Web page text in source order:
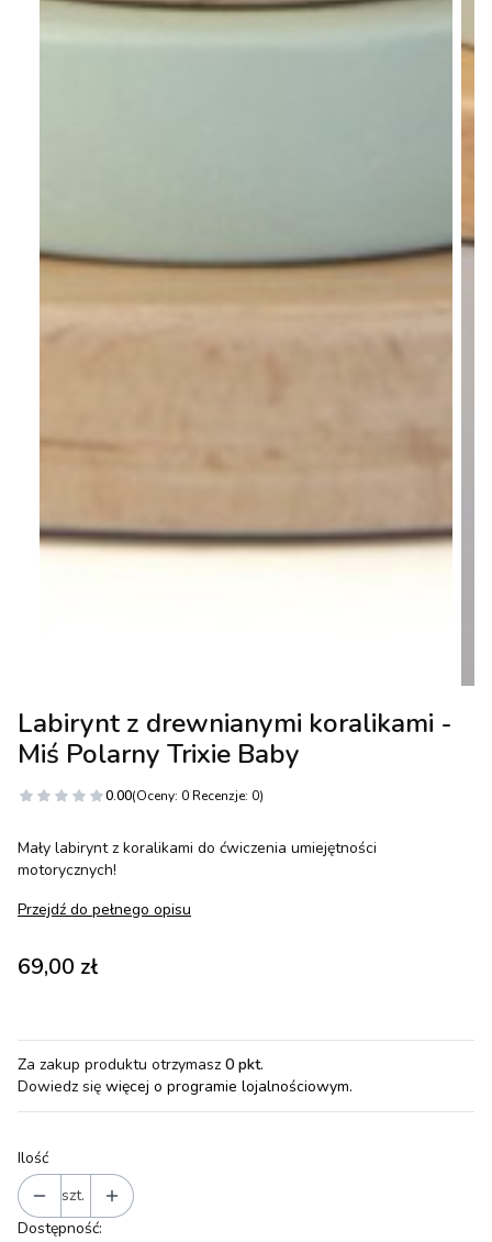
Labirynt z drewnianymi koralikami -
Miś Polarny Trixie Baby
0.00(Oceny: 0 Recenzje: 0)
Mały labirynt z koralikami do ćwiczenia umiejętności
motorycznych!
Przejdź do pełnego opisu
Cena
69,00 zł
Za zakup produktu otrzymasz 0 pkt.
Dowiedz się więcej o programie lojalnościowym.
Ilość
szt.
Dostępność: